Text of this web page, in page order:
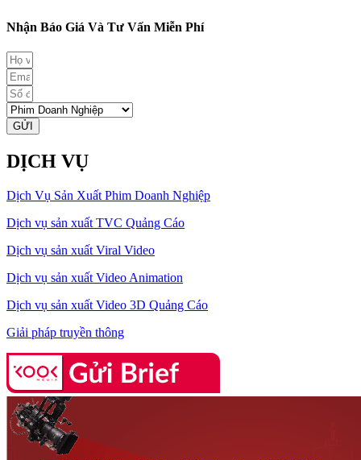
Nhận Báo Giá Và Tư Vấn Miễn Phí
GỬI
DỊCH VỤ
Dịch Vụ Sản Xuất Phim Doanh Nghiệp
Dịch vụ sản xuất TVC Quảng Cáo
Dịch vụ sản xuất Viral Video
Dịch vụ sản xuất Video Animation
Dịch vụ sản xuất Video 3D Quảng Cáo
Giải pháp truyền thông